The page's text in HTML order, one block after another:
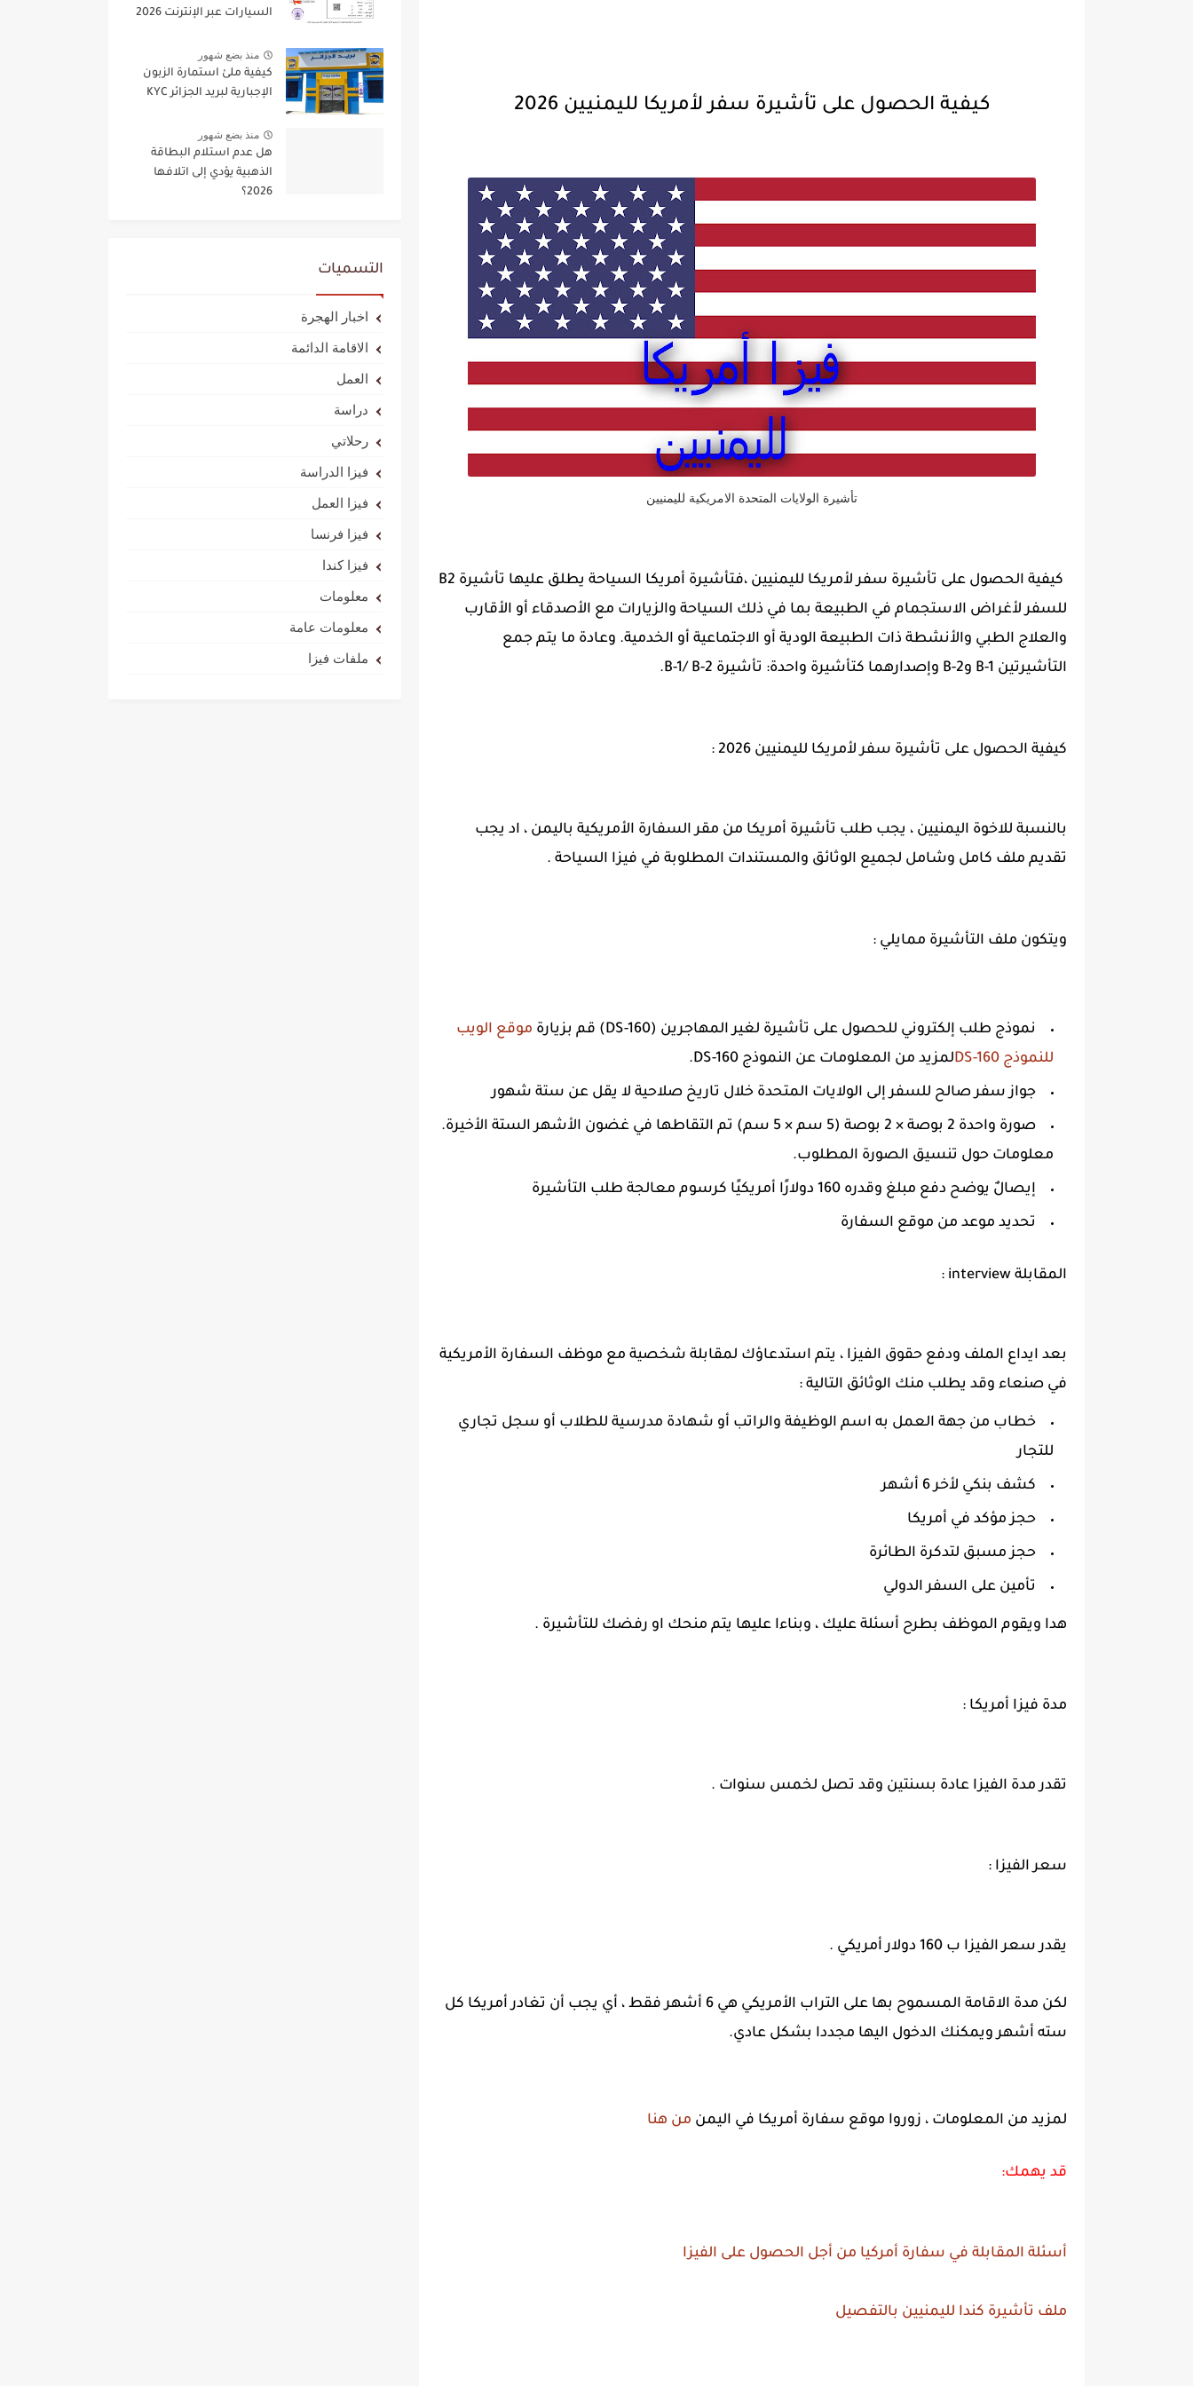
كيفية الحصول على تأشيرة سفر لأمريكا لليمنيين 2026
تأشيرة الولايات المتحدة الامريكية لليمنيين
كيفية الحصول على تأشيرة سفر لأمريكا لليمنيين ،فتأشيرة أمريكا السياحة يطلق عليها تأشيرة B2
للسفر لأغراض الاستجمام في الطبيعة بما في ذلك السياحة والزيارات مع الأصدقاء أو الأقارب
والعلاج الطبي والأنشطة ذات الطبيعة الودية أو الاجتماعية أو الخدمية. وعادة ما يتم جمع
التأشيرتين B-1 وB-2 وإصدارهما كتأشيرة واحدة: تأشيرة B-1/ B-2.
كيفية الحصول على تأشيرة سفر لأمريكا لليمنيين 2026 :
بالنسبة للاخوة اليمنيين ، يجب طلب تأشيرة أمريكا من مقر السفارة الأمريكية باليمن ، اد يجب
تقديم ملف كامل وشامل لجميع الوثائق والمستندات المطلوبة في فيزا السياحة .
ويتكون ملف التأشيرة ممايلي :
نموذج طلب إلكتروني للحصول على تأشيرة لغير المهاجرين (DS-160) قم بزيارة
موقع الويب
للنموذج DS-160
لمزيد من المعلومات عن النموذج DS-160.
جواز سفر صالح للسفر إلى الولايات المتحدة خلال تاريخ صلاحية لا يقل عن ستة شهور
صورة واحدة 2 بوصة × 2 بوصة (5 سم × 5 سم) تم التقاطها في غضون الأشهر الستة الأخيرة.
معلومات حول تنسيق الصورة المطلوب.
إيصالٌ يوضح دفع مبلغ وقدره 160 دولارًا أمريكيًا كرسوم معالجة طلب التأشيرة
تحديد موعد من موقع السفارة
المقابلة interview :
بعد ايداع الملف ودفع حقوق الفيزا ، يتم استدعاؤك لمقابلة شخصية مع موظف السفارة الأمريكية
في صنعاء وقد يطلب منك الوثائق التالية :
خطاب من جهة العمل به اسم الوظيفة والراتب أو شهادة مدرسية للطلاب أو سجل تجاري
للتجار
كشف بنكي لأخر 6 أشهر
حجز مؤكد في أمريكا
حجز مسبق لتدكرة الطائرة
تأمين على السفر الدولي
هدا ويقوم الموظف بطرح أسئلة عليك ، وبناءا عليها يتم منحك او رفضك للتأشيرة .
مدة فيزا أمريكا :
تقدر مدة الفيزا عادة بسنتين وقد تصل لخمس سنوات .
سعر الفيزا :
يقدر سعر الفيزا ب 160 دولار أمريكي .
لكن مدة الاقامة المسموح بها على التراب الأمريكي هي 6 أشهر فقط ، أي يجب أن تغادر أمريكا كل
سته أشهر ويمكنك الدخول اليها مجددا بشكل عادي.
لمزيد من المعلومات ، زوروا موقع سفارة أمريكا في اليمن من هنا
قد يهمك:
أسئلة المقابلة في سفارة أمركيا من أجل الحصول على الفيزا
ملف تأشيرة كندا لليمنيين بالتفصيل
السيارات عبر الإنترنت 2026
منذ بضع شهور
كيفية ملئ استمارة الزبون
الإجبارية لبريد الجزائر KYC
منذ بضع شهور
هل عدم استلام البطاقة
الذهبية يؤدي إلى اتلافها
2026؟
التسميات
اخبار الهجرة
الاقامة الدائمة
العمل
دراسة
رحلاتي
فيزا الدراسة
فيزا العمل
فيزا فرنسا
فيزا كندا
معلومات
معلومات عامة
ملفات فيزا